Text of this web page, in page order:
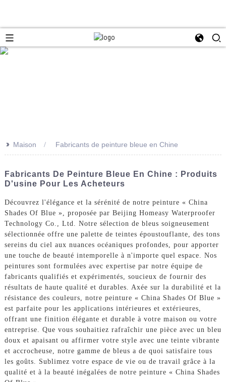
>> Maison Fabricants de peinture bleue en Chine
Fabricants De Peinture Bleue En Chine : Produits
D'usine Pour Les Acheteurs
Découvrez l'élégance et la sérénité de notre peinture « China
Shades Of Blue », proposée par Beijing Homeasy Waterproofer
Technology Co., Ltd. Notre sélection de bleus soigneusement
sélectionnée offre une palette de teintes époustouflante, des tons
sereins du ciel aux nuances océaniques profondes, pour apporter
une touche de beauté intemporelle à n'importe quel espace. Nos
peintures sont formulées avec expertise par notre équipe de
fabricants qualifiés et expérimentés, soucieux de fournir des
résultats de haute qualité et durables. Axée sur la durabilité et la
résistance des couleurs, notre peinture « China Shades Of Blue »
est parfaite pour les applications intérieures et extérieures,
offrant une finition élégante et durable à votre maison ou votre
entreprise. Que vous souhaitiez rafraîchir une pièce avec un bleu
doux et apaisant ou affirmer votre style avec une teinte vibrante
et accrocheuse, notre gamme de bleus a de quoi satisfaire tous
les goûts. Sublimez votre espace de vie ou de travail grâce à la
qualité et à la beauté inégalées de notre peinture « China Shades